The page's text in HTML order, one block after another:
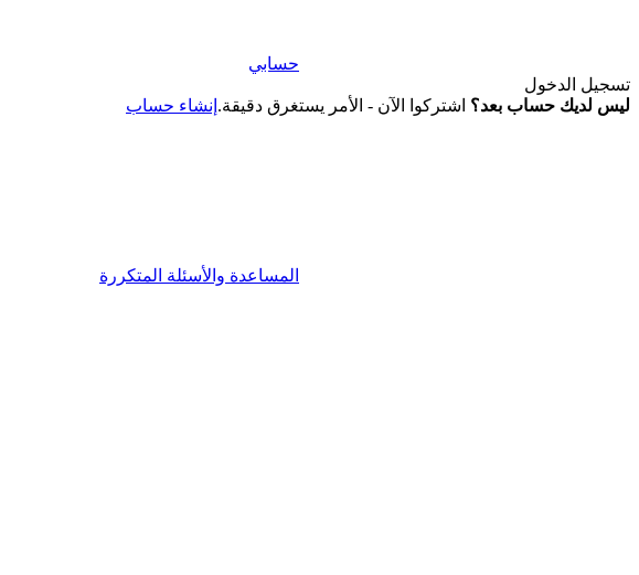
حسابي
تسجيل الدخول
ليس لديك حساب بعد؟ اشتركوا الآن - الأمر يستغرق دقيقة. إنشاء حساب
المساعدة والأسئلة المتكررة